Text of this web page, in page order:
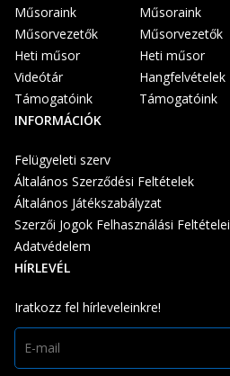
Műsoraink
Műsorvezetők
Heti műsor
Videótár
Támogatóink
Műsoraink
Műsorvezetők
Heti műsor
Hangfelvételek
Támogatóink
INFORMÁCIÓK
Felügyeleti szerv
Általános Szerződési Feltételek
Általános Játékszabályzat
Szerzői Jogok Felhasználási Feltételei
Adatvédelem
HÍRLEVÉL
Iratkozz fel hírleveleinkre!